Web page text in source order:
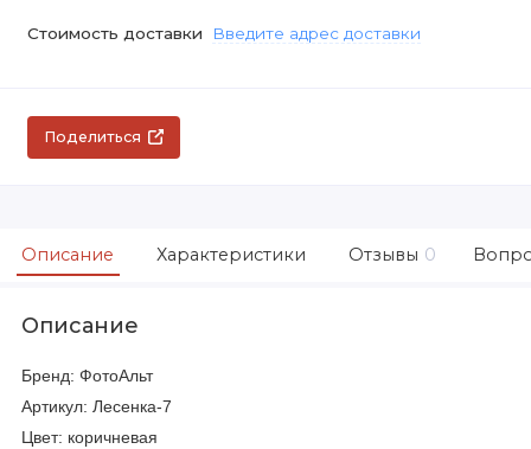
Стоимость доставки Введите адрес доставки
Поделиться
Описание Характеристики Отзывы 0
Описание
Бренд: ФотоАльт
Артикул: Лесенка-7
Цвет: коричневая